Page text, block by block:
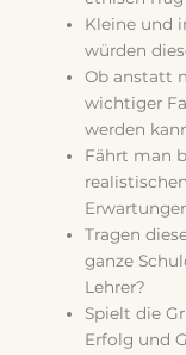
Kleine und
würden
Ob anstatt
wichtiger
werden
Fährt man
Tragen
ganze
Lehrer?
Spielt die
Erfolg und